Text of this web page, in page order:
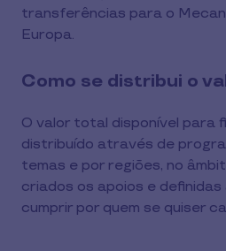
transferências para o
Europa.
Como se distribui o
O valor total disponível para
distribuído através de
temas e por regiões, no
criados os apoios e
cumprir por quem se quiser